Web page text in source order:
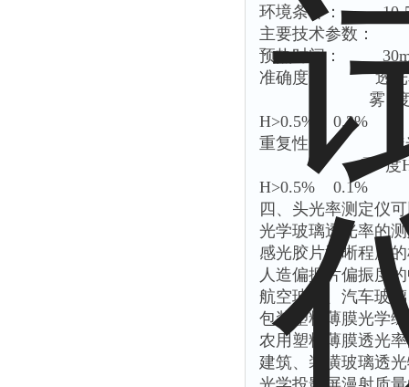
环境条件： 10-
主要技术参数：
预热时间：
准确度： 透光
雾 度
H>0.5% 0.3%
重复性： 透光
雾 度
H>0.5% 0.1%
四、头光率测定仪
光学玻璃透光率的
感光胶片清晰程度
人造偏振片偏振度
航空玻璃、汽车玻
包装塑料薄膜光学
农用塑料薄膜透光
建筑、装潢玻璃透